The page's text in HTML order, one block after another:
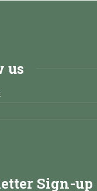
us
Sign-up